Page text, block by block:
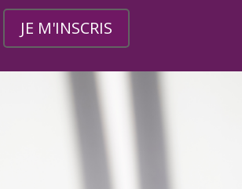
JE M'INSCRIS